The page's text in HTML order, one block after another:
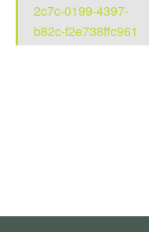
2c7c-0199-4397-
b82c-f2e738ffc961